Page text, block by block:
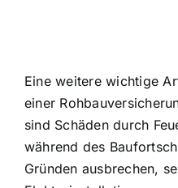
Eine weitere wichtige
einer
sind Schäden durch
während des
Gründen ausbrechen,